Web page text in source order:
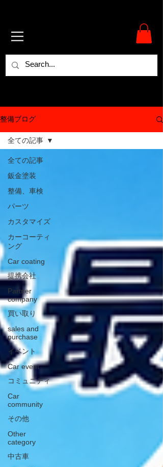
整備ブログ
全ての記事
鈑金塗装
整備、車検
パーツ
カスタマイズ
カーコーティ
ング
Car coating
提携会社
Partner
company
買い取り
sales and
purchase
イベント
Car event
コミュニティ
Car
community
その他
Other
category
中古車
全ての記事